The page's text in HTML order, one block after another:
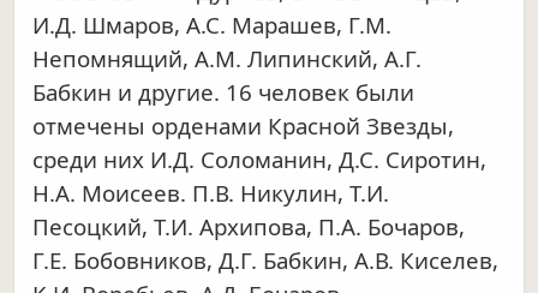
И.Д. Шмаров, А.С. Марашев, Г.М.
Непомнящий, A.M. Липинский, А.Г.
Бабкин и другие. 16 человек были
отмечены орденами Красной Звезды,
среди них И.Д. Соломанин, Д.С. Сиротин,
Н.А. Моисеев. П.В. Никулин, Т.И.
Песоцкий, Т.И. Архипова, П.А. Бочаров,
Г.Е. Бобовников, Д.Г. Бабкин, А.В. Киселев,